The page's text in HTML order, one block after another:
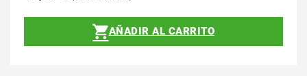
AÑADIR AL CARRITO